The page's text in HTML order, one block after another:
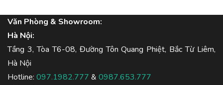
Văn Phòng & Showroom:
Hà Nội:
Tầng 3, Tòa T6-08, Đường Tôn Quang Phiệt, Bắc Từ Liêm,
Hà Nội
Hotline: 097.1982.777 & 0987.653.777